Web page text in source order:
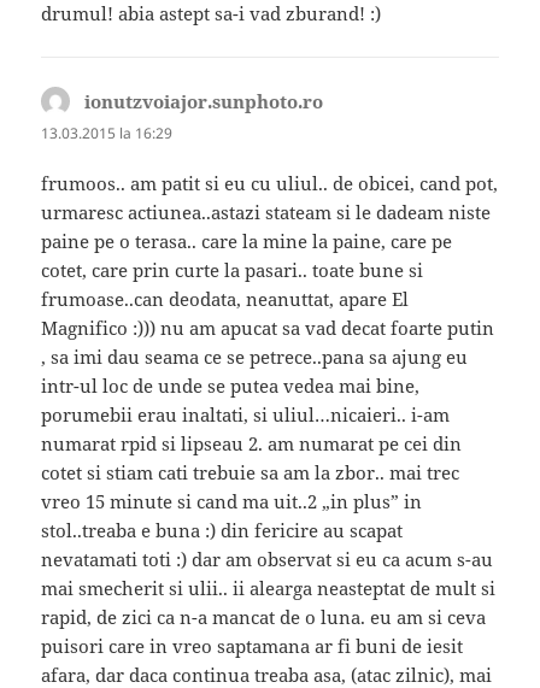
drumul! abia astept sa-i vad zburand! :)
ionutzvoiajor.sunphoto.ro
13.03.2015 la 16:29
frumoos.. am patit si eu cu uliul.. de obicei, cand pot,
urmaresc actiunea..astazi stateam si le dadeam niste
paine pe o terasa.. care la mine la paine, care pe
cotet, care prin curte la pasari.. toate bune si
frumoase..can deodata, neanuttat, apare El
Magnifico :))) nu am apucat sa vad decat foarte putin
, sa imi dau seama ce se petrece..pana sa ajung eu
intr-ul loc de unde se putea vedea mai bine,
porumebii erau inaltati, si uliul…nicaieri.. i-am
numarat rpid si lipseau 2. am numarat pe cei din
cotet si stiam cati trebuie sa am la zbor.. mai trec
vreo 15 minute si cand ma uit..2 „in plus” in
stol..treaba e buna :) din fericire au scapat
nevatamati toti :) dar am observat si eu ca acum s-au
mai smecherit si ulii.. ii alearga neasteptat de mult si
rapid, de zici ca n-a mancat de o luna. eu am si ceva
puisori care in vreo saptamana ar fi buni de iesit
afara, dar daca continua treaba asa, (atac zilnic), mai